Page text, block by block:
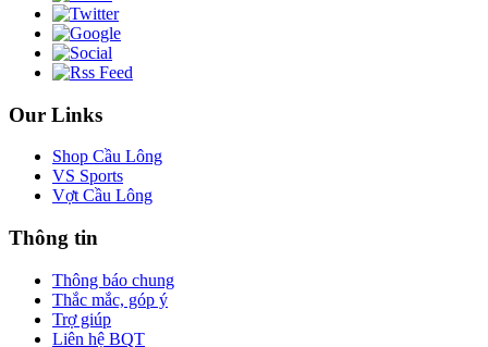
Our Links
Shop Cầu Lông
VS Sports
Vợt Cầu Lông
Thông tin
Thông báo chung
Thắc mắc, góp ý
Trợ giúp
Liên hệ BQT